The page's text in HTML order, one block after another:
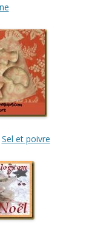
Sel et poivre